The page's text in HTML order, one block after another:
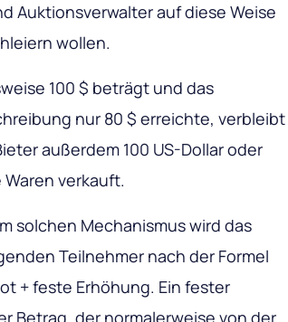
Auktionsverwalter auf diese Weise
wollen.
100 $ beträgt und das
nur 80 $ erreichte, verbleibt
außerdem 100 US-Dollar oder
verkauft.
solchen Mechanismus wird das
Teilnehmer nach der Formel
+ feste Erhöhung. Ein fester